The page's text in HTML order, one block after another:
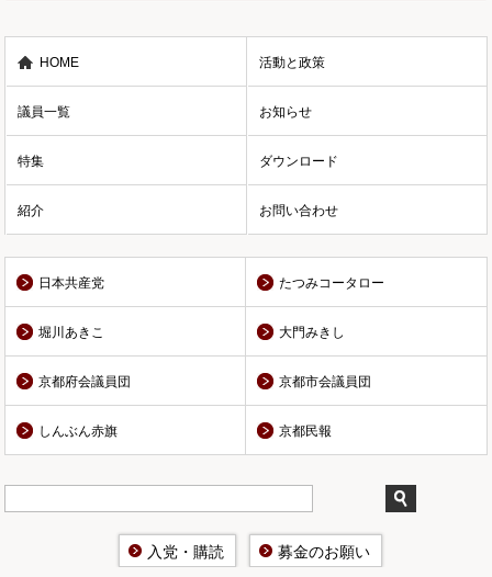
HOME 活動と政策
議員一覧 お知らせ
特集 ダウンロード
紹介 お問い合わせ
日本共産党 たつみコータロー
堀川あきこ 大門みきし
京都府会議員団 京都市会議員団
しんぶん赤旗 京都民報
入党・購読 募金のお願い